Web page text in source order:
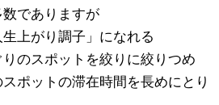
でありますが
生上がり調子」になれる
のスポットを絞りに絞りつめ
ポットの滞在時間を長めにとり